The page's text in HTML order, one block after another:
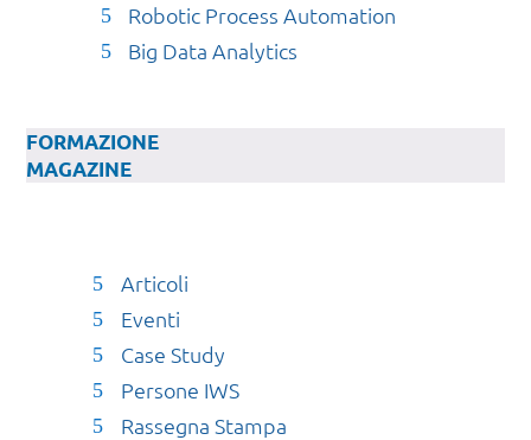
Robotic Process Automation
Big Data Analytics
FORMAZIONE
MAGAZINE
Articoli
Eventi
Case Study
Persone IWS
Rassegna Stampa